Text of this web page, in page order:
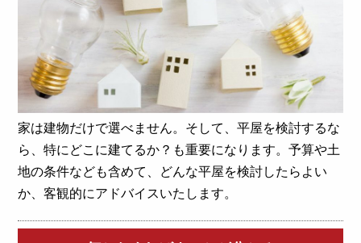
家は建物だけで選べません。そして、平屋を検討するな
ら、特にどこに建てるか？も重要になります。予算や土
地の条件なども含めて、どんな平屋を検討したらよい
か、客観的にアドバイスいたします。